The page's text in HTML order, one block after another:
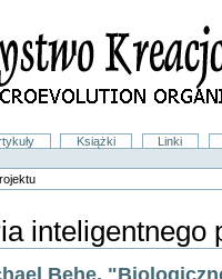
Książki
Linki
inteligentnego